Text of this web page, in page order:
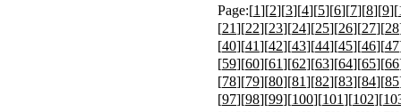
Page:[1][2][3][4][5][6][7][8][9][
[21][22][23][24][25][26][27][28
[40][41][42][43][44][45][46][47
[59][60][61][62][63][64][65][66
[78][79][80][81][82][83][84][85
[97][98][99][100][101][102][